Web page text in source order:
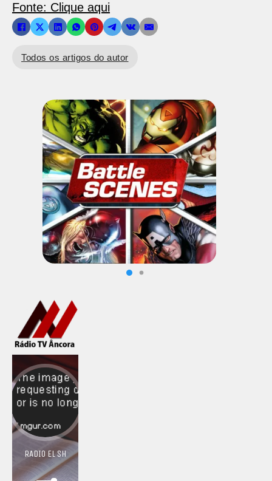
Fonte: Clique aqui
Todos os artigos do autor